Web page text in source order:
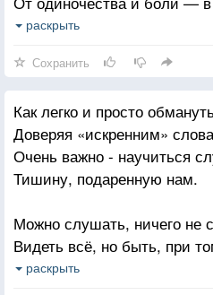
Ненужным хламом стать, и
Не приведи Господь, свою
На чьём-то горе,
Идти вперёд, шагая смело
Тех, кто убит был вашей
Душевных сил, чтоб
Любви взаимной, Светлой
Надёжных спутников на
раскрыть
Сохранить
Как легко и просто
Доверяя «искренним»
Очень важно - научиться
Тишину, подаренную нам.
Можно слушать, ничего не
Видеть всё, но быть, при
Ввысь взлетая, опускаться
раскрыть